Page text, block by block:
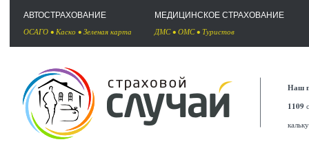
АВТОСТРАХОВАНИЕ
ОСАГО • Каско • Зеленая карта
МЕДИЦИНСКОЕ СТРАХОВАНИЕ
ДМС• ОМС• Туристов
Наш
1109